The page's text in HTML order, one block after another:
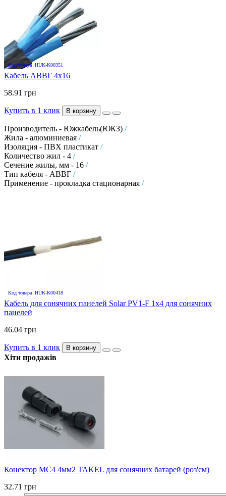
Код товара :HUK-K00351
Кабель АВВГ 4х16
58.91 грн
Купить в 1 клик В корзину
Производитель - Южкабель(ЮКЗ) /
Жила - алюминиевая /
Изоляция - ПВХ пластикат /
Количество жил - 4 /
Сечение жилы, мм - 16 /
Тип кабеля - АВВГ /
Применение - прокладка стационарная /
Код товара :HUK-K00418
Кабель для сонячних панелей Solar PV1-F 1х4 для сонячних
панелей
46.04 грн
Купить в 1 клик В корзину
Хіти продажів
Конектор MC4 4мм2 TAKEL для сонячних батарей (роз'єм)
32.71 грн